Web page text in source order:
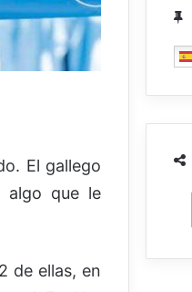
El gallego
algo que le
de ellas, en